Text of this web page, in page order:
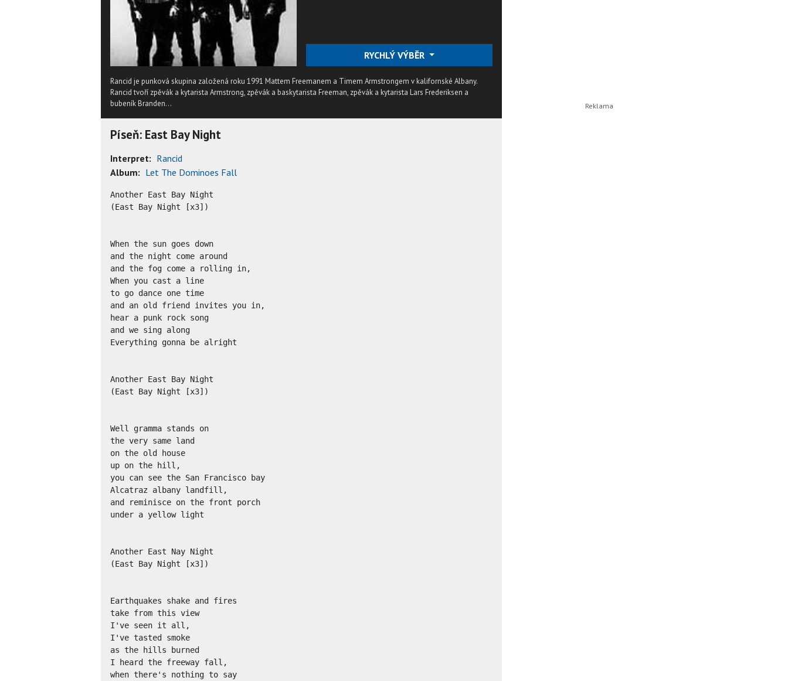
RYCHLÝ VÝBĚR
Rancid je punková skupina založená roku 1991 Mattem Freemanem a Timem Armstrongem v kalifornské Albany.
Rancid tvoří zpěvák a kytarista Armstrong, zpěvák a baskytarista Freeman, zpěvák a kytarista Lars Frederiksen a
bubeník Branden...
Píseň: East Bay Night
Interpret: Rancid
Album: Let The Dominoes Fall
Another East Bay Night
(East Bay Night [x3])
When the sun goes down
and the night come around
and the fog come a rolling in,
When you cast a line
to go dance one time
and an old friend invites you in,
hear a punk rock song
and we sing along
Everything gonna be alright
Another East Bay Night
(East Bay Night [x3])
Well gramma stands on
the very same land
on the old house
up on the hill,
you can see the San Francisco bay
Alcatraz albany landfill,
and reminisce on the front porch
under a yellow light
Another East Nay Night
(East Bay Night [x3])
Earthquakes shake and fires
take from this view
I've seen it all,
I've tasted smoke
as the hills burned
I heard the freeway fall,
when there's nothing to say